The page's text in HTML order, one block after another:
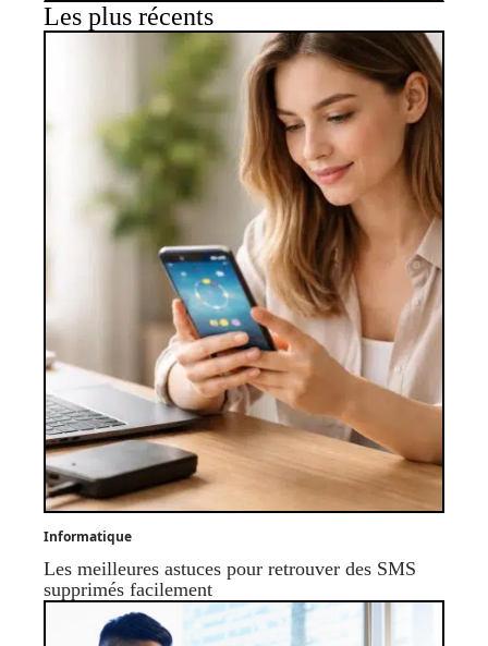
Les plus récents
Informatique
Les meilleures astuces pour retrouver des SMS
supprimés facilement